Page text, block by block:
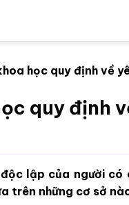
học quy định về
quy định
lập của người
trên những cơ sở